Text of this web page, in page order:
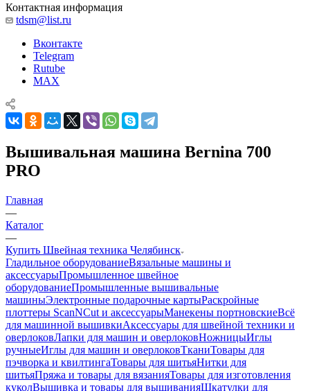
Контактная информация
tdsm@list.ru
Вконтакте
Telegram
Rutube
MAX
Вышивальная машина Bernina 700
PRO
Главная
—
Каталог
—
Купить Швейная техника Челябинск
Гладильное оборудованиеВязальные машины и
аксессуарыПромышленное швейное
оборудованиеПромышленные вышивальные
машиныЭлектронные подарочные картыРаскройные
плоттеры ScanNCut и аксессуарыМанекены портновскиеВсё
для машинной вышивкиАксессуары для швейной техники и
оверлоковЛапки для машин и оверлоковНожницыИглы
ручныеИглы для машин и оверлоковТканиТовары для
пэчворка и квилтингаТовары для шитьяНитки для
шитьяПряжа и товары для вязанияТовары для изготовления
куколВышивка и товары для вышиванияШкатулки для